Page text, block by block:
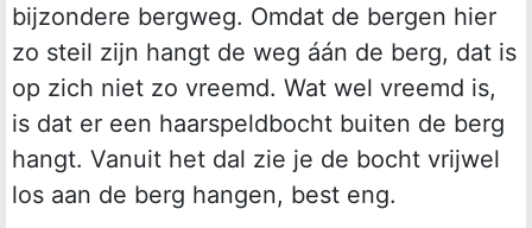
bijzondere bergweg. Omdat de bergen hier
zo steil zijn hangt de weg áán de berg, dat is
op zich niet zo vreemd. Wat wel vreemd is,
is dat er een haarspeldbocht buiten de berg
hangt. Vanuit het dal zie je de bocht vrijwel
los aan de berg hangen, best eng.